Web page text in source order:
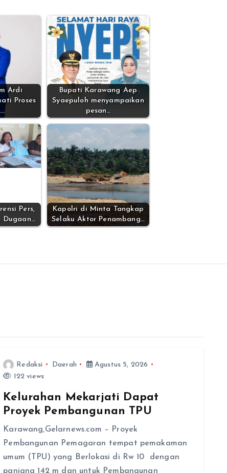
Ardi
Proses
Bupati Karawang Aep
Syaepuloh menyampaikan
pesan…
Pers,
Dugaan…
Kapolri di Minta Tangkap
Selaku Aktor Penambang…
Redaksi Daerah
Agustus 5, 2026
122 views
Kelurahan Mekarjati Dapat
Proyek Pembangunan TPU
Karawang,Gelarnews.com – Proyek
Pembangunan Pemagaran tempat pemakaman
umum (TPU) yang Berlokasi di Rw 10 dengan
panjang 142 m dan untuk Pembangunan